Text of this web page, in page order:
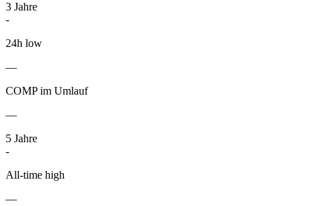
3 Jahre
-
24h low
—
COMP im Umlauf
—
5 Jahre
-
All-time high
—